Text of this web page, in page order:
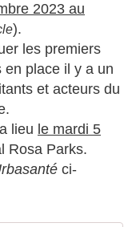
2023 au
).
les premiers
en place il y a un
et acteurs du
lieu le mardi 5
Rosa Parks.
ci-